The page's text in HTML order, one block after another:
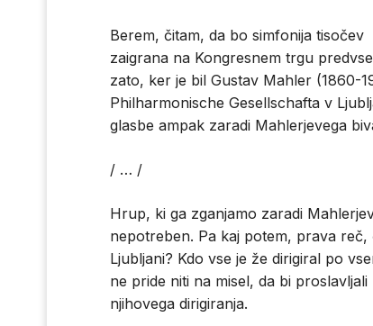
Berem, čitam, da bo simfonija tisočev
zaigrana na Kongresnem trgu
zato, ker je bil Gustav Mahler (1860-
Philharmonische Gesellschafta v
glasbe ampak zaradi Mahlerjevega
/ … /
Hrup, ki ga zganjamo zaradi
nepotreben. Pa kaj potem, prava
Ljubljani? Kdo vse je že dirigiral po
ne pride niti na misel, da bi
njihovega dirigiranja.